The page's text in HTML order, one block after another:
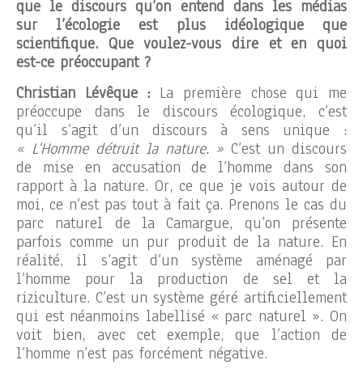
que le discours qu’on entend dans les médias
sur l’écologie est plus idéologique que
scientifique. Que voulez-vous dire et en quoi
est-ce préoccupant ?
Christian Lévêque : La première chose qui me
préoccupe dans le discours écologique, c’est
qu’il s’agit d’un discours à sens unique :
« L’Homme détruit la nature. » C’est un discours
de mise en accusation de l’homme dans son
rapport à la nature. Or, ce que je vois autour de
moi, ce n’est pas tout à fait ça. Prenons le cas du
parc naturel de la Camargue, qu’on présente
parfois comme un pur produit de la nature. En
réalité, il s’agit d’un système aménagé par
l’homme pour la production de sel et la
riziculture. C’est un système géré artificiellement
qui est néanmoins labellisé « parc naturel ». On
voit bien, avec cet exemple, que l’action de
l’homme n’est pas forcément négative.